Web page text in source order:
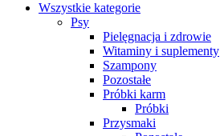
Wszystkie kategorie
Psy
Pielęgnacja i zdrowie
Witaminy i suplementy
Szampony
Pozostałe
Próbki karm
Próbki
Przysmaki